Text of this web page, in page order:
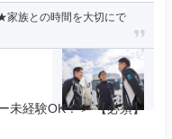
家族との時間を大切にで
未経験OK！＞ 【必須】